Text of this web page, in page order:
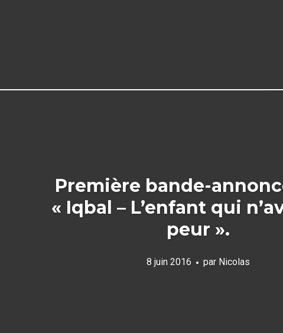
Première bande-
« Iqbal – L’enfant qui
peur ».
8 juin 2016 par Nicolas